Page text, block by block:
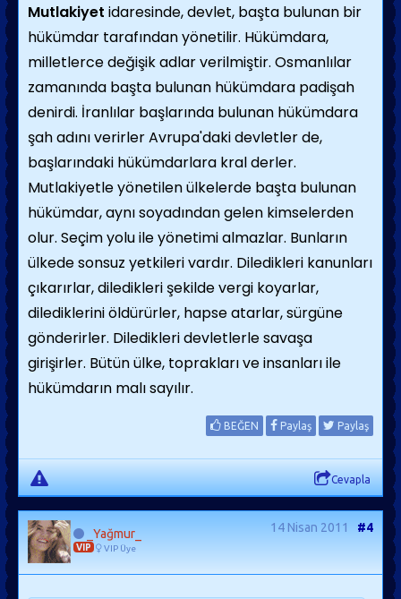
Mutlakiyet idaresinde, devlet, başta bulunan bir
hükümdar tarafından yönetilir. Hükümdara,
milletlerce değişik adlar verilmiştir. Osmanlılar
zamanında başta bulunan hükümdara padişah
denirdi. İranlılar başlarında bulunan hükümdara
şah adını verirler Avrupa'daki devletler de,
başlarındaki hükümdarlara kral derler.
Mutlakiyetle yönetilen ülkelerde başta bulunan
hükümdar, aynı soyadından gelen kimselerden
olur. Seçim yolu ile yönetimi almazlar. Bunların
ülkede sonsuz yetkileri vardır. Diledikleri kanunları
çıkarırlar, diledikleri şekilde vergi koyarlar,
dilediklerini öldürürler, hapse atarlar, sürgüne
gönderirler. Diledikleri devletlerle savaşa
girişirler. Bütün ülke, toprakları ve insanları ile
hükümdarın malı sayılır.
BEĞEN Paylaş Paylaş
Cevapla
_Yağmur_
VIP VIP Üye
14 Nisan 2011 #4